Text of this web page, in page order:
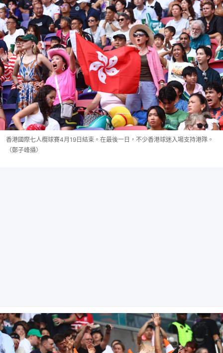
香港國際七人欖球賽4月19日結束。在最後一日，不少香港球迷入場支持港隊。
（鄭子峰攝）